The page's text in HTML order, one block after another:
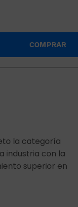
COMPRAR
la categoría
industria con la
superior en